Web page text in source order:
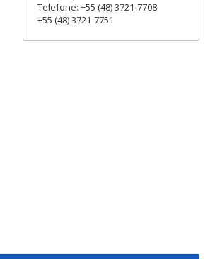
Telefone: +55 (48) 3721-7708
+55 (48) 3721-7751